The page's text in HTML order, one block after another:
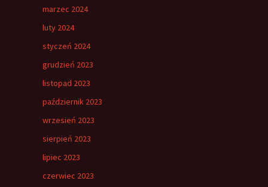
marzec 2024
luty 2024
styczeń 2024
grudzień 2023
listopad 2023
październik 2023
wrzesień 2023
sierpień 2023
lipiec 2023
czerwiec 2023